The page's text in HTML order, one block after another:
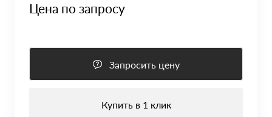
Цена по запросу
Запросить цену
Купить в 1 клик